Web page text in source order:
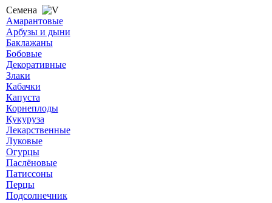
Семена
Амарантовые
Арбузы и дыни
Баклажаны
Бобовые
Декоративные
Злаки
Кабачки
Капуста
Корнеплоды
Кукуруза
Лекарственные
Луковые
Огурцы
Паслёновые
Патиссоны
Перцы
Подсолнечник